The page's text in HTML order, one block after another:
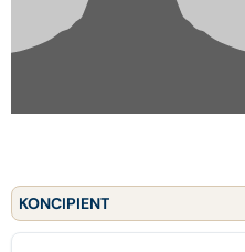
KONCIPIENT